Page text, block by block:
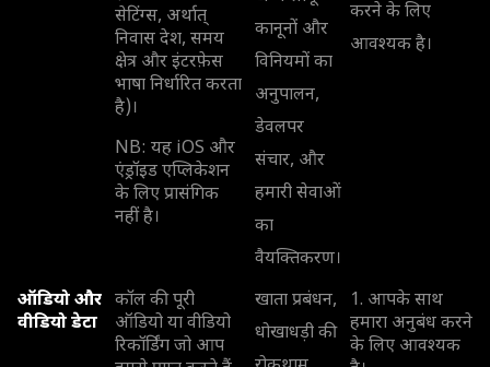
सेटिंग्स, अर्थात्
निवास देश, समय
क्षेत्र और इंटरफ़ेस
भाषा निर्धारित करता
है)।
NB: यह iOS और
एंड्रॉइड एप्लिकेशन
के लिए प्रासंगिक
नहीं है।
कानूनों और
विनियमों का
अनुपालन,
डेवलपर
संचार, और
हमारी सेवाओं
का
वैयक्तिकरण।
करने के लिए
आवश्यक है।
ऑडियो और
वीडियो डेटा
कॉल की पूरी
ऑडियो या वीडियो
रिकॉर्डिंग जो आप
खाता प्रबंधन,
धोखाधड़ी की
1. आपके साथ
हमारा अनुबंध करने
के लिए आवश्यक